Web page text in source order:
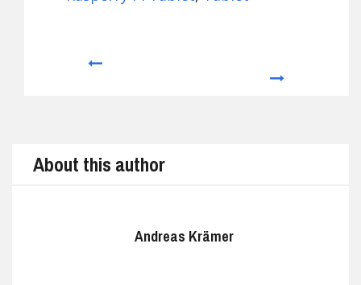
About this author
Andreas Krämer